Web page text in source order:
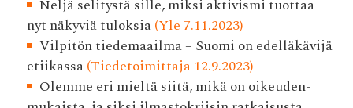
Neljä selitystä sille, miksi aktivismi tuottaa
nyt näkyviä tuloksia(Yle 7.11.2023)
Vilpitön tiedemaailma – Suomi on edelläkävijä
etiikassa(Tiedetoimittaja 12.9.2023)
Olemme eri mieltä siitä, mikä on oikeuden­